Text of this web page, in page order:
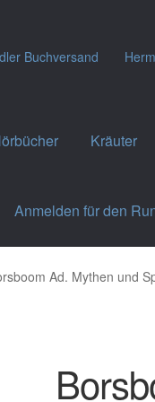
Buchversand
Kräuter
Anmelden für den
Ad. Mythen und